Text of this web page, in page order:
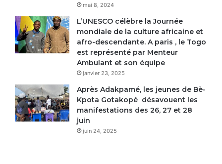
mai 8, 2024
L’UNESCO célèbre la Journée
mondiale de la culture africaine et
afro-descendante. A paris , le Togo
est représenté par Menteur
Ambulant et son équipe
janvier 23, 2025
Après Adakpamé, les jeunes de Bè-
Kpota Gotakopé désavouent les
manifestations des 26, 27 et 28
juin
juin 24, 2025